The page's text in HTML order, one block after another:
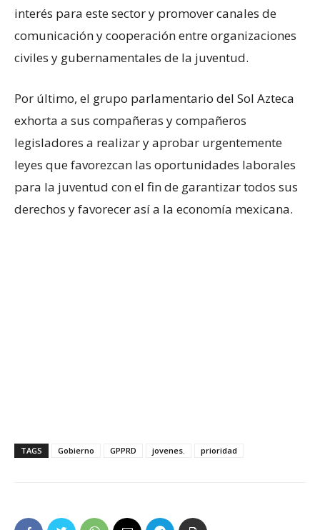
interés para este sector y promover canales de
comunicación y cooperación entre organizaciones
civiles y gubernamentales de la juventud.
Por último, el grupo parlamentario del Sol Azteca
exhorta a sus compañeras y compañeros
legisladores a realizar y aprobar urgentemente
leyes que favorezcan las oportunidades laborales
para la juventud con el fin de garantizar todos sus
derechos y favorecer así a la economía mexicana.
TAGS Gobierno GPPRD jovenes. prioridad